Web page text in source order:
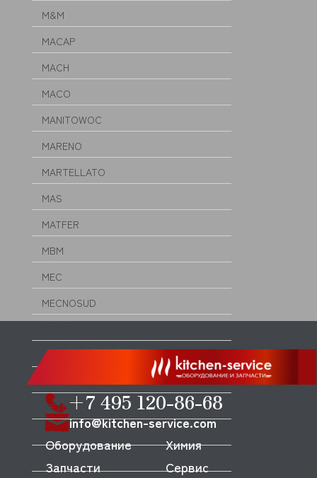
M&M
MACAP
MACH
MACO
MANITOWOC
MARENO
MARTELLATO
MAS
MATFER
MBM
MEC
MECNOSUD
MENUMASTER (AMANA)
MERRYCHEF
METOS
MFK
+7 495 120-86-68
info@kitchen-service.com
Оборудование
Запчасти
Химия
Сервис